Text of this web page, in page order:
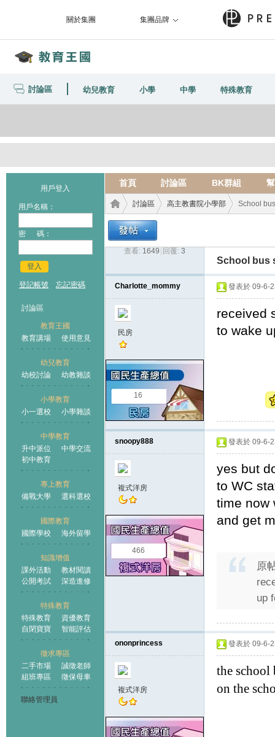
關於集團 集團品牌
討論區 幼兒教育 小學 中學 特殊教育
用戶登入
用戶名稱：
密 碼：
登入
登記帳號 忘記密碼
討論區
教育王國
教育講場
使用意見
幼兒教育
幼校討論
幼教雜談
小學教育
小一選校
小學雜談
中學教育
升中派位
中學交流
初中教育
專上教育
備戰大學
選科選校
國際教育
國際學校
海外留學
知識增值
課外活動
教材閱讀
公開考試
深造進修
特殊教育
特殊教育
資優教育
自閉寶寶
智能評估
徵求專區
二手市場
誠徵老師
組班專區
徵保母車
聯絡管理員
首頁 討論區 BK群組
王國
討論區
›
高主教書院小學部 School
查看: 1649 回覆: 3
School bus
Charlotte_mommy
民房
16
發表於 09-6-
received
to wake
snoopy888
複式洋房
466
發表於 09-6-
yes but
to WC
time now
and get
原
up
ononprincess
複式洋房
發表於 09-6-
the school
on the